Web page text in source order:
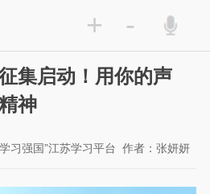
+ -
集启动！用你的声
神
习强国”江苏学习平台 作者：张妍妍